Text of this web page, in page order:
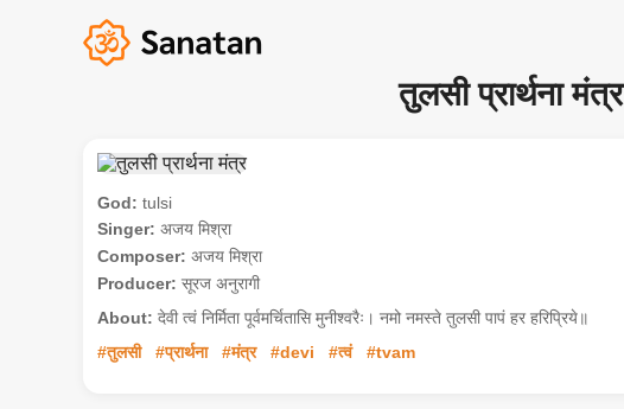
तुलसी प्रार्थना मंत्र
God: tulsi
Singer: अजय मिश्रा
Composer: अजय मिश्रा
Producer: सूरज अनुरागी
About: देवी त्वं निर्मिता पूर्वमर्चितासि मुनीश्वरैः। नमो नमस्ते तुलसी पापं हर हरिप्रिये॥
#तुलसी
#प्रार्थना #मंत्र #devi #त्वं #tvam